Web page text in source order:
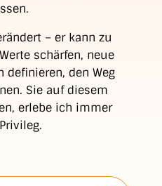
– er kann zu
schärfen, neue
definieren, den Weg
Sie auf diesem
erlebe ich immer